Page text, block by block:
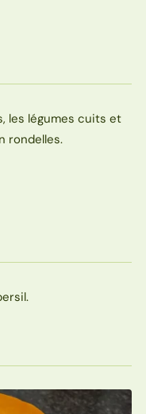
les légumes cuits et
rondelles.